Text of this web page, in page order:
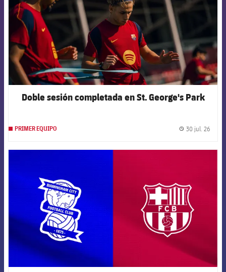
Doble sesión completada en St. George's Park
PRIMER EQUIPO 30 jul. 26